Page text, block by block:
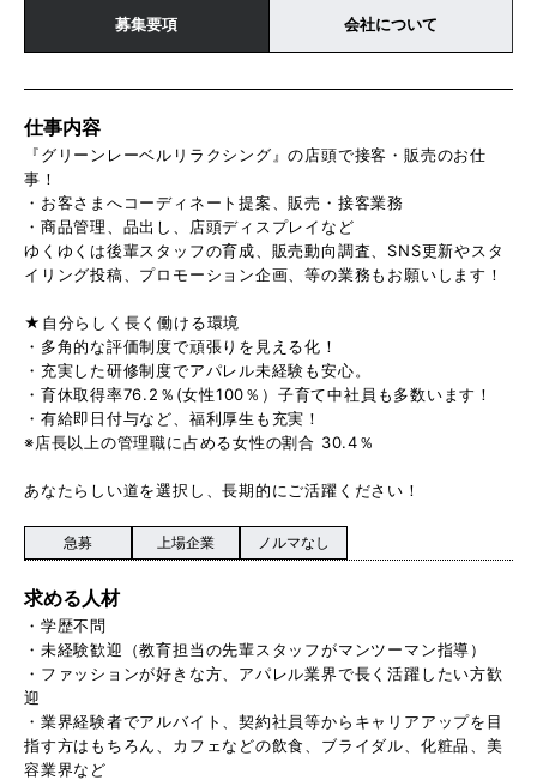
募集要項 会社について
仕事内容
『グリーンレーベルリラクシング』の店頭で接客・販売のお仕
事！
・お客さまへコーディネート提案、販売・接客業務
・商品管理、品出し、店頭ディスプレイなど
ゆくゆくは後輩スタッフの育成、販売動向調査、SNS更新やスタ
イリング投稿、プロモーション企画、等の業務もお願いします！
★自分らしく長く働ける環境
・多角的な評価制度で頑張りを見える化！
・充実した研修制度でアパレル未経験も安心。
・育休取得率76.2％(女性100％）子育て中社員も多数います！
・有給即日付与など、福利厚生も充実！
※店長以上の管理職に占める女性の割合 30.4％
あなたらしい道を選択し、長期的にご活躍ください！
急募 上場企業 ノルマなし
求める人材
・学歴不問
・未経験歓迎（教育担当の先輩スタッフがマンツーマン指導）
・ファッションが好きな方、アパレル業界で長く活躍したい方歓
迎
・業界経験者でアルバイト、契約社員等からキャリアアップを目
指す方はもちろん、カフェなどの飲食、ブライダル、化粧品、美
容業界など